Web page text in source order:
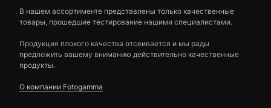
В нашем ассортименте представлены только качественные
товары, прошедшие тестирование нашими специалистами.
Продукция плохого качества отсеивается и мы рады
предложить вашему вниманию действительно качественные
продукты.
О компании Fotogamma